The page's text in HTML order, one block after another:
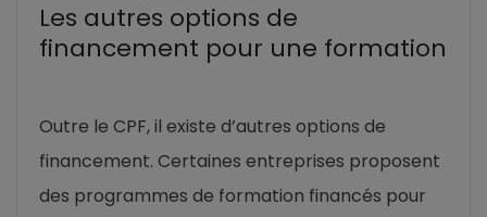
Les autres options de
financement pour une formation
Outre le CPF, il existe d’autres options de
financement. Certaines entreprises proposent
des programmes de formation financés pour